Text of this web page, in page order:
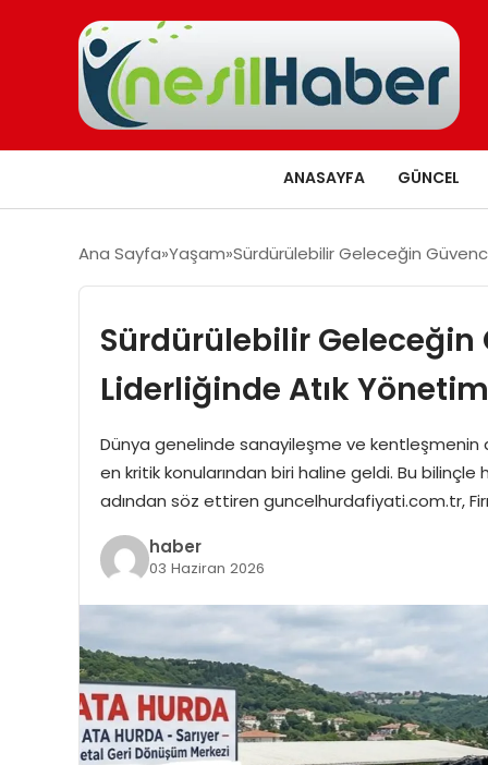
ANASAYFA GÜNCEL
Ana Sayfa Yaşam Sürdürülebilir Geleceğin
Sürdürülebilir
Liderliğinde Atık
Dünya genelinde sanayileşme ve kentleşmenin
en kritik konularından biri haline geldi. Bu
adından söz ettiren guncelhurdafiyati.com.tr,
haber
03 Haziran 2026